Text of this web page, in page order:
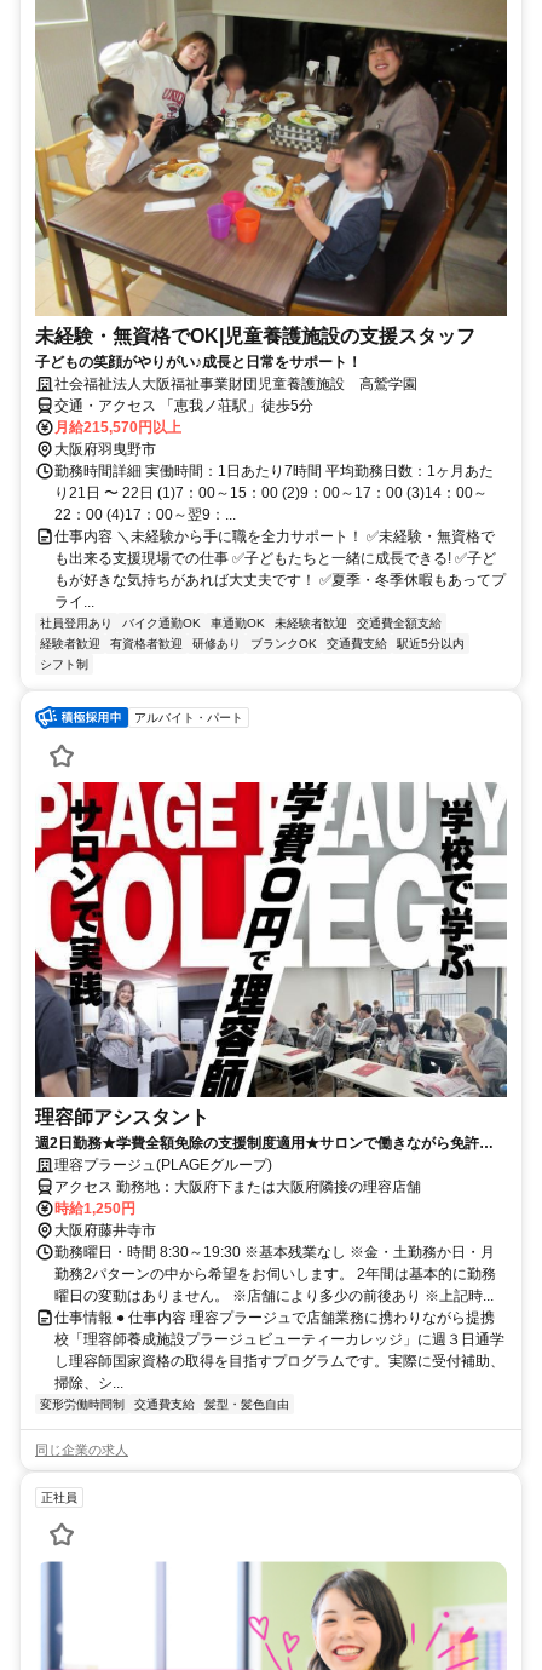
未経験・無資格でOK|児童養護施設の支援スタッフ
子どもの笑顔がやりがい♪成長と日常をサポート！
社会福祉法人大阪福祉事業財団児童養護施設 高鷲学園
交通・アクセス 「恵我ノ荘駅」徒歩5分
月給215,570円以上
大阪府羽曳野市
勤務時間詳細 実働時間：1日あたり7時間 平均勤務日数：1ヶ月あた
り21日 〜 22日 (1)7：00～15：00 (2)9：00～17：00 (3)14：00～
22：00 (4)17：00～翌9：...
仕事内容 ＼未経験から手に職を全力サポート！ ✅未経験・無資格で
も出来る支援現場での仕事 ✅子どもたちと一緒に成長できる! ✅子ど
もが好きな気持ちがあれば大丈夫です！ ✅夏季・冬季休暇もあってプ
ライ...
社員登用あり バイク通勤OK 車通勤OK 未経験者歓迎
交通費全額支給
経験者歓迎
有資格者歓迎 研修あり ブランクOK 交通費支給
駅近5分以内
シフト制
アルバイト・パート
理容師アシスタント
週2日勤務★学費全額免除の支援制度適用★サロンで働きながら免許取
得を目指せる最短ルート！！
理容プラージュ(PLAGEグループ)
アクセス 勤務地：大阪府下または大阪府隣接の理容店舗
時給1,250円
大阪府藤井寺市
勤務曜日・時間 8:30～19:30 ※基本残業なし ※金・土勤務か日・月
勤務2パターンの中から希望をお伺いします。 2年間は基本的に勤務
曜日の変動はありません。 ※店舗により多少の前後あり ※上記時...
仕事情報 ● 仕事内容 理容プラージュで店舗業務に携わりながら提携
校「理容師養成施設プラージュビューティーカレッジ」に週３日通学
し理容師国家資格の取得を目指すプログラムです。実際に受付補助、
掃除、シ...
変形労働時間制 交通費支給 髪型・髪色自由
同じ企業の求人
正社員